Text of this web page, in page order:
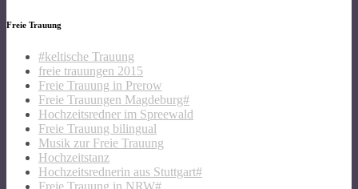
Freie Trauung
#keltische Trauung
freie trauungen 2015
Freie Trauung in Prerow
Freie Trauungen Magdeburg#
Hochzeitsredner im Spreewald
Freie Trauung bilingual
Musik zur Freie Trauung
Hochzeitstanz
Hochzeitsrednerin aus Stuttgart#
Freie Trauung in NRW#